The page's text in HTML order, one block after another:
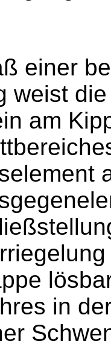
einer
weist
am
in